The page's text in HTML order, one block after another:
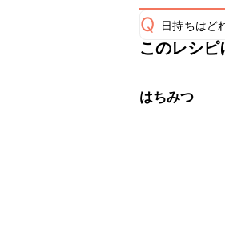
Q 日持ちはど
保存期間
※日持ちは目
このレシピ
はちみつ